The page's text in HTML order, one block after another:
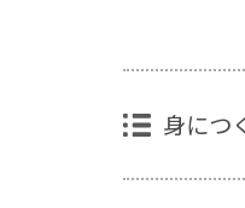
身につ